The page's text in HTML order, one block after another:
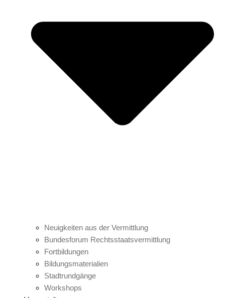
Neuigkeiten aus der Vermittlung
Bundesforum Rechtsstaatsvermittlung
Fortbildungen
Bildungsmaterialien
Stadtrundgänge
Workshops